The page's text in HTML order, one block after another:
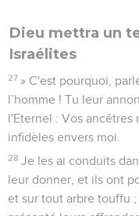
Dieu mettra un
Israélites
27 » C'est pourquoi,
l’homme ! Tu leur
l'Eternel : Vos
infidèles envers moi.
28 Je les ai conduits
leur donner, et ils ont
et sur tout arbre touffu